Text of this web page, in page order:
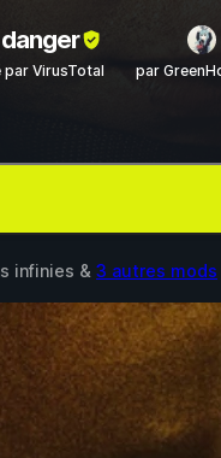
par VirusTotal par
infinies & 3 autres mods